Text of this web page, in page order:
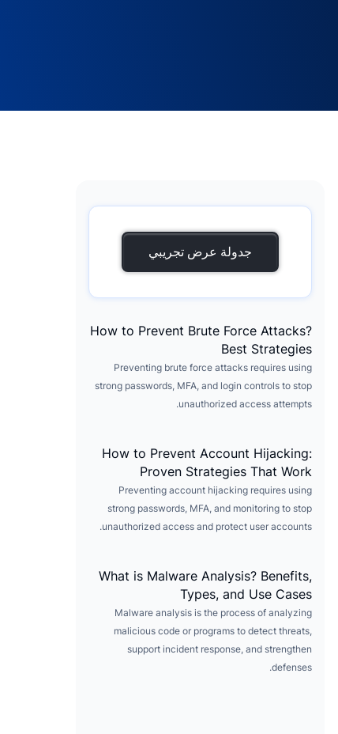
جدولة عرض تجريبي
How to Prevent Brute Force Attacks?
Best Strategies
Preventing brute force attacks requires using
strong passwords, MFA, and login controls to stop
unauthorized access attempts.
How to Prevent Account Hijacking:
Proven Strategies That Work
Preventing account hijacking requires using
strong passwords, MFA, and monitoring to stop
unauthorized access and protect user accounts.
What is Malware Analysis? Benefits,
Types, and Use Cases
Malware analysis is the process of analyzing
malicious code or programs to detect threats,
support incident response, and strengthen
defenses.